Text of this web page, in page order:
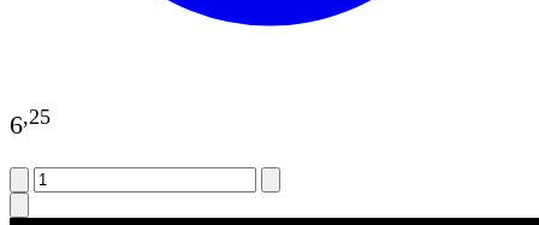
6,25